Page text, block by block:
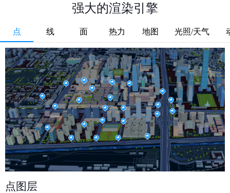
强大的渲染引擎
点 线 面 热力 地图 光照/天气
点图层